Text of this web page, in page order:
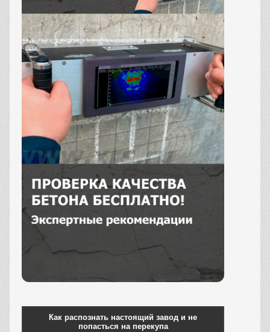
Как распознать настоящий завод и не
попасться на перекупа